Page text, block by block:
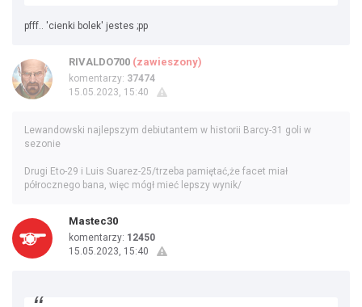
pfff.. 'cienki bolek' jestes ;pp
RIVALDO700 (zawieszony)
komentarzy: 37474
15.05.2023, 15:40
Lewandowski najlepszym debiutantem w historii Barcy-31 goli w
sezonie
Drugi Eto-29 i Luis Suarez-25/trzeba pamiętać,że facet miał
półrocznego bana, więc mógł mieć lepszy wynik/
Mastec30
komentarzy: 12450
15.05.2023, 15:40